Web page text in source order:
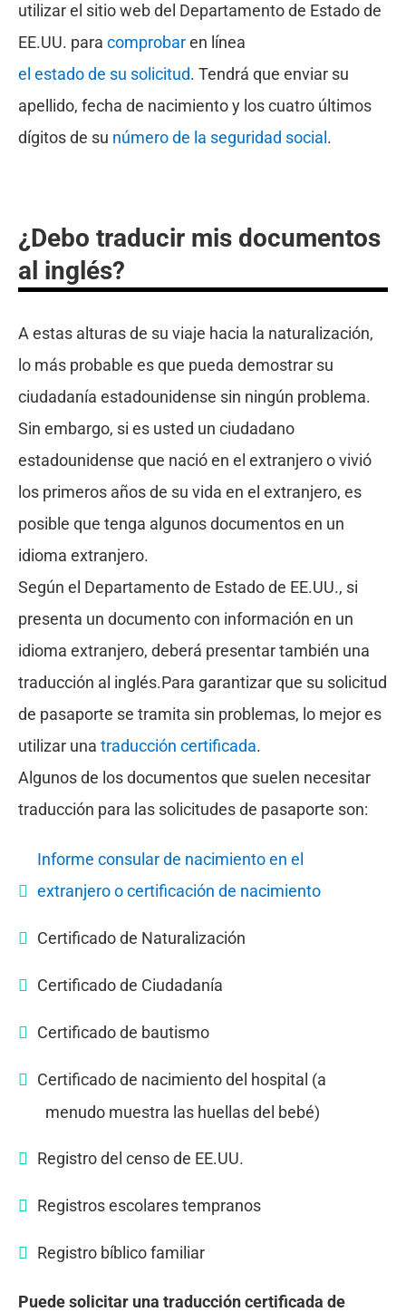
utilizar el sitio web del Departamento de Estado de
EE.UU. para comprobaren línea
el estado de su solicitud. Tendrá que enviar su
apellido, fecha de nacimiento y los cuatro últimos
dígitos de su número de la seguridad social .
¿Debo traducir mis documentos
al inglés?
A estas alturas de su viaje hacia la naturalización,
lo más probable es que pueda demostrar su
ciudadanía estadounidense sin ningún problema.
Sin embargo, si es usted un ciudadano
estadounidense que nació en el extranjero o vivió
los primeros años de su vida en el extranjero, es
posible que tenga algunos documentos en un
idioma extranjero.
Según el Departamento de Estado de EE.UU., si
presenta un documento con información en un
idioma extranjero, deberá presentar también una
traducción al inglés.Para garantizar que su solicitud
de pasaporte se tramita sin problemas, lo mejor es
utilizar una traducción certificada.
Algunos de los documentos que suelen necesitar
traducción para las solicitudes de pasaporte son:
Informe consular de nacimiento en el
extranjero o certificación de nacimiento
Certificado de Naturalización
Certificado de Ciudadanía
Certificado de bautismo
Certificado de nacimiento del hospital (a
menudo muestra las huellas del bebé)
Registro del censo de EE.UU.
Registros escolares tempranos
Registro bíblico familiar
Puede solicitar una traducción certificada de